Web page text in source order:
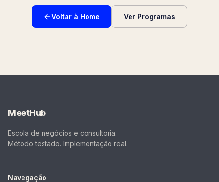
Voltar à Home Ver Programas
MeetHub
Escola de negócios e consultoria.
Método testado. Implementação real.
Navegação